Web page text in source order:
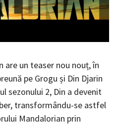
are un teaser nou nouț, în
pe Grogu și Din Djarin
sezonului 2, Din a devenit
transformându-se astfel
Mandalorian prin